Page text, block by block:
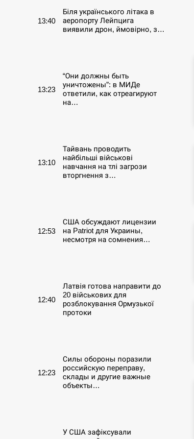
13:40
Біля українського літака в
аеропорту Лейпцига
виявили дрон, ймовірно, з…
13:23
“Они должны быть
уничтожены”: в МИДе
ответили, как отреагируют
на…
13:10
Тайвань проводить
найбільші військові
навчання на тлі загрози
вторгнення з…
12:53
США обсуждают лицензии
на Patriot для Украины,
несмотря на сомнения…
12:40
Латвія готова направити до
20 військових для
розблокування Ормузької
протоки
12:23
Силы обороны поразили
российскую переправу,
склады и другие важные
объекты…
У США зафіксували